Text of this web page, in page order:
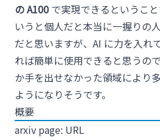
の A100 で実現できるというこ
いうと個人だと本当に一握りの
だと思いますが、AI に力を入れ
れば簡単に使用できると思うの
か手を出せなかった領域により
ようになりそうです。
概要
arxiv page: URL